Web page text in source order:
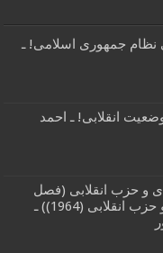
نظام جمهوری اسلامی! ـ
انقلابی! ـ احمد
و حزب انقلابی (فصل
نخست از کتاب مبارزات طبقاتی و حزب انقلابی (1964)) ـ